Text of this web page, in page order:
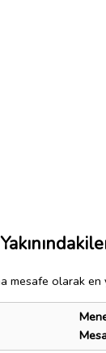
mesafe olarak en